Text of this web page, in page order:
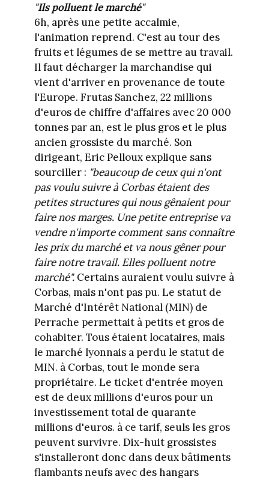
"Ils polluent le marché"
6h, après une petite accalmie,
l'animation reprend. C'est au tour des
fruits et légumes de se mettre au travail.
Il faut décharger la marchandise qui
vient d'arriver en provenance de toute
l'Europe. Frutas Sanchez, 22 millions
d'euros de chiffre d'affaires avec 20 000
tonnes par an, est le plus gros et le plus
ancien grossiste du marché. Son
dirigeant, Eric Pelloux explique sans
sourciller : "beaucoup de ceux qui n'ont
pas voulu suivre à Corbas étaient des
petites structures qui nous gênaient pour
faire nos marges. Une petite entreprise va
vendre n'importe comment sans connaître
les prix du marché et va nous gêner pour
faire notre travail. Elles polluent notre
marché".Certains auraient voulu suivre à
Corbas, mais n'ont pas pu. Le statut de
Marché d'Intérêt National (MIN) de
Perrache permettait à petits et gros de
cohabiter. Tous étaient locataires, mais
le marché lyonnais a perdu le statut de
MIN. à Corbas, tout le monde sera
propriétaire. Le ticket d'entrée moyen
est de deux millions d'euros pour un
investissement total de quarante
millions d'euros. à ce tarif, seuls les gros
peuvent survivre. Dix-huit grossistes
s'installeront donc dans deux bâtiments
flambants neufs avec des hangars